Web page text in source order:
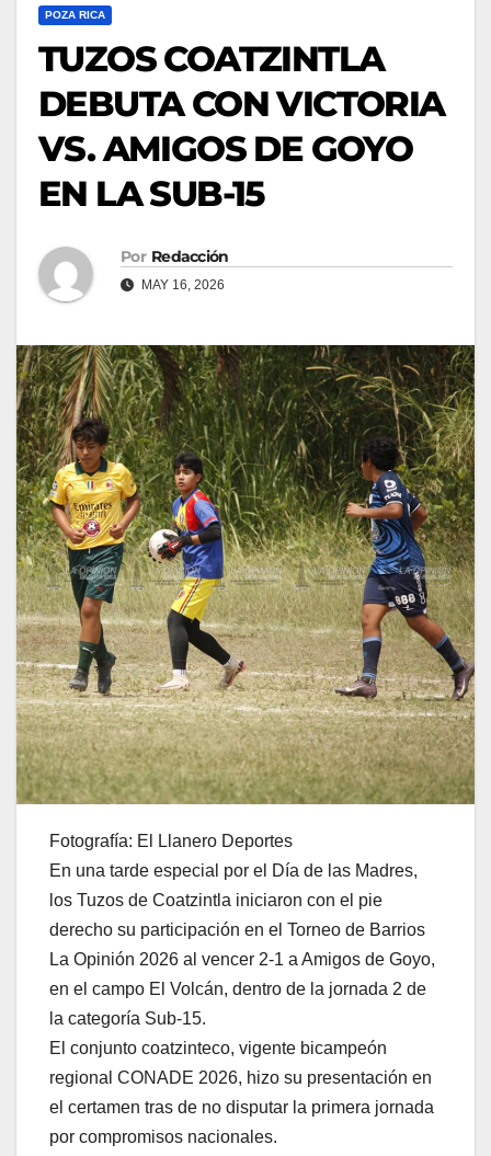
POZA RICA
TUZOS COATZINTLA
DEBUTA CON VICTORIA
VS. AMIGOS DE GOYO
EN LA SUB-15
Por Redacción
MAY 16, 2026
Fotografía: El Llanero Deportes
En una tarde especial por el Día de las Madres,
los Tuzos de Coatzintla iniciaron con el pie
derecho su participación en el Torneo de Barrios
La Opinión 2026 al vencer 2-1 a Amigos de Goyo,
en el campo El Volcán, dentro de la jornada 2 de
la categoría Sub-15.
El conjunto coatzinteco, vigente bicampeón
regional CONADE 2026, hizo su presentación en
el certamen tras de no disputar la primera jornada
por compromisos nacionales.